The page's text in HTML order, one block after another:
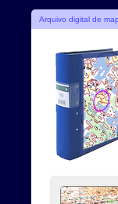
Arquivo digital de